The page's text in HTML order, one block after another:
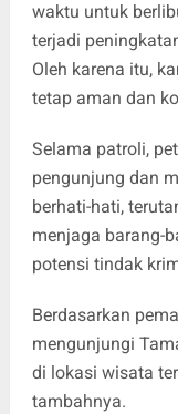
waktu untuk
terjadi
Oleh karena itu,
tetap aman dan
Selama patroli,
pengunjung dan
berhati-hati,
menjaga barang-
potensi tindak
Berdasarkan
mengunjungi
di lokasi wisata
tambahnya.